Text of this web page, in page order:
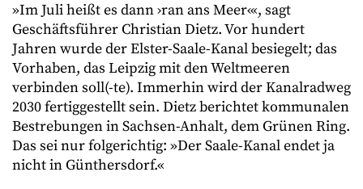
»Im Juli heißt es dann ›ran ans Meer‹«, sagt
Geschäftsführer Christian Dietz. Vor hundert
Jahren wurde der Elster-Saale-Kanal besiegelt; das
Vorhaben, das Leipzig mit den Weltmeeren
verbinden soll(-te). Immerhin wird der Kanalradweg
2030 fertiggestellt sein. Dietz berichtet kommunalen
Bestrebungen in Sachsen-Anhalt, dem Grünen Ring.
Das sei nur folgerichtig: »Der Saale-Kanal endet ja
nicht in Günthersdorf.«